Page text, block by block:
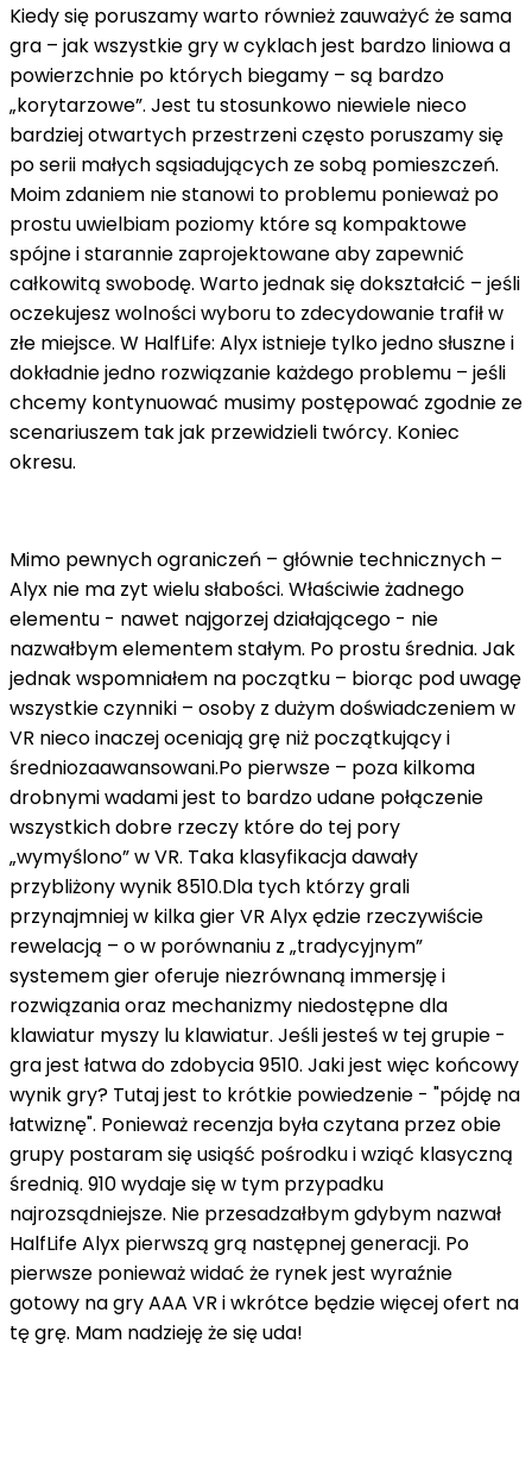
Kiedy się poruszamy warto również zauważyć że sama
gra – jak wszystkie gry w cyklach jest bardzo liniowa a
powierzchnie po których biegamy – są bardzo
„korytarzowe”. Jest tu stosunkowo niewiele nieco
bardziej otwartych przestrzeni często poruszamy się
po serii małych sąsiadujących ze sobą pomieszczeń.
Moim zdaniem nie stanowi to problemu ponieważ po
prostu uwielbiam poziomy które są kompaktowe
spójne i starannie zaprojektowane aby zapewnić
całkowitą swobodę. Warto jednak się dokształcić – jeśli
oczekujesz wolności wyboru to zdecydowanie trafił w
złe miejsce. W HalfLife: Alyx istnieje tylko jedno słuszne i
dokładnie jedno rozwiązanie każdego problemu – jeśli
chcemy kontynuować musimy postępować zgodnie ze
scenariuszem tak jak przewidzieli twórcy. Koniec
okresu.
Mimo pewnych ograniczeń – głównie technicznych –
Alyx nie ma zyt wielu słabości. Właściwie żadnego
elementu - nawet najgorzej działającego - nie
nazwałbym elementem stałym. Po prostu średnia. Jak
jednak wspomniałem na początku – biorąc pod uwagę
wszystkie czynniki – osoby z dużym doświadczeniem w
VR nieco inaczej oceniają grę niż początkujący i
średniozaawansowani.Po pierwsze – poza kilkoma
drobnymi wadami jest to bardzo udane połączenie
wszystkich dobre rzeczy które do tej pory
„wymyślono” w VR. Taka klasyfikacja dawały
przybliżony wynik 8510.Dla tych którzy grali
przynajmniej w kilka gier VR Alyx ędzie rzeczywiście
rewelacją – o w porównaniu z „tradycyjnym”
systemem gier oferuje niezrównaną immersję i
rozwiązania oraz mechanizmy niedostępne dla
klawiatur myszy lu klawiatur. Jeśli jesteś w tej grupie -
gra jest łatwa do zdobycia 9510. Jaki jest więc końcowy
wynik gry? Tutaj jest to krótkie powiedzenie - "pójdę na
łatwiznę". Ponieważ recenzja była czytana przez obie
grupy postaram się usiąść pośrodku i wziąć klasyczną
średnią. 910 wydaje się w tym przypadku
najrozsądniejsze. Nie przesadzałbym gdybym nazwał
HalfLife Alyx pierwszą grą następnej generacji. Po
pierwsze ponieważ widać że rynek jest wyraźnie
gotowy na gry AAA VR i wkrótce będzie więcej ofert na
tę grę. Mam nadzieję że się uda!